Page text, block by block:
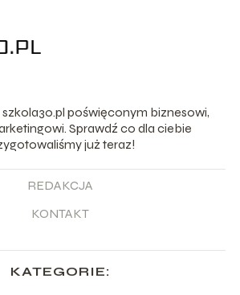
poświęconym biznesowi,
Sprawdź co dla ciebie
już teraz!
REDAKCJA
KONTAKT
KATEGORIE: